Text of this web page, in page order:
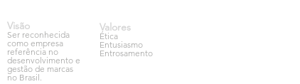
Visão
Ser reconhecida
como empresa
referência no
desenvolvimento e
gestão de marcas
no Brasil.
Valores
Ética
Entusiasmo
Entrosamento